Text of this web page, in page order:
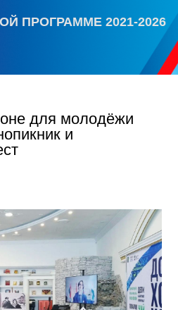
ПРОГРАММЕ 2021-2026
для молодёжи
и